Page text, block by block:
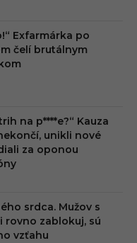
Exfarmárka po
čelí brutálnym
na p****e?“ Kauza
unikli nové
za oponou
srdca. Mužov s
rovno zablokuj, sú
vzťahu